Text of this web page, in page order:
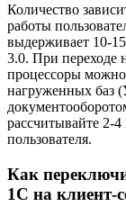
Количество
работы
выдерживает 10-
3.0. При переходе
процессоры можно
нагруженных баз
рассчитывайте 2-
пользователя.
Как
1С на клиент-